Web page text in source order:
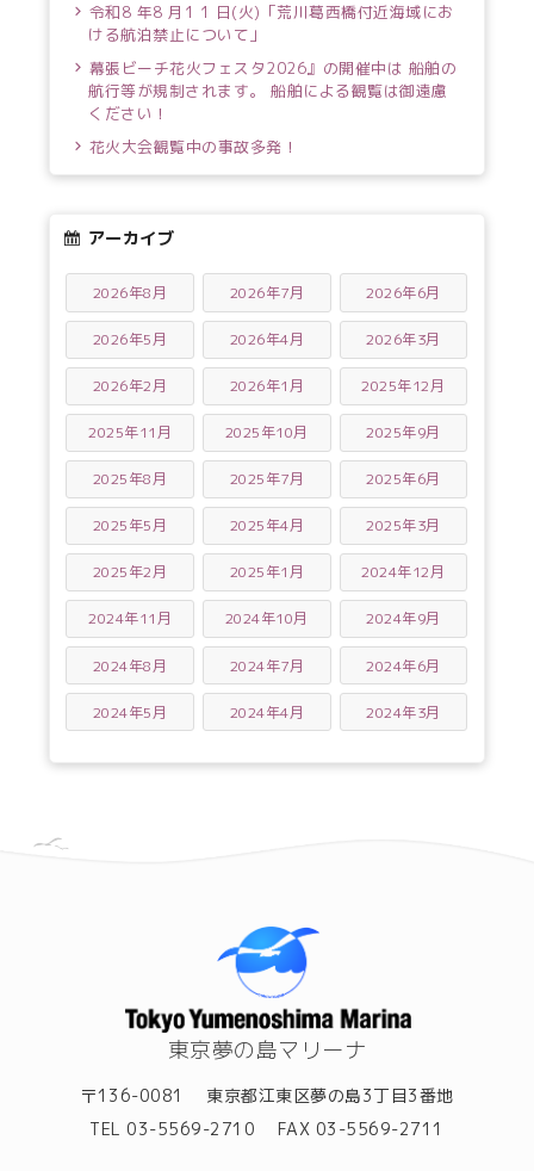
令和8 年8 月1 1 日(火)「荒川葛西橋付近海域にお
ける航泊禁止について」
幕張ビーチ花火フェスタ2026』の開催中は 船舶の
航行等が規制されます。 船舶による観覧は御遠慮
ください！
花火大会観覧中の事故多発！
アーカイブ
2026年8月 2026年7月 2026年6月
2026年5月 2026年4月 2026年3月
2026年2月 2026年1月 2025年12月
2025年11月 2025年10月 2025年9月
2025年8月 2025年7月 2025年6月
2025年5月 2025年4月 2025年3月
2025年2月 2025年1月 2024年12月
2024年11月 2024年10月 2024年9月
2024年8月 2024年7月 2024年6月
2024年5月 2024年4月 2024年3月
東京夢の島マリーナ
〒136-0081
東京都江東区夢の島3丁目3番地
TEL 03-5569-2710
FAX 03-5569-2711